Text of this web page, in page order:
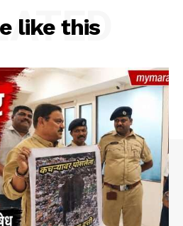
like this